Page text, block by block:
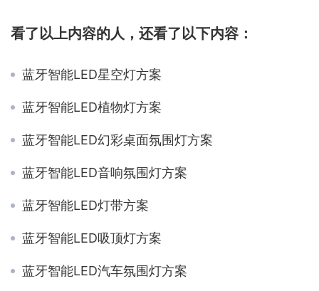
看了以上内容的人，还看了以下内容：
蓝牙智能LED星空灯方案
蓝牙智能LED植物灯方案
蓝牙智能LED幻彩桌面氛围灯方案
蓝牙智能LED音响氛围灯方案
蓝牙智能LED灯带方案
蓝牙智能LED吸顶灯方案
蓝牙智能LED汽车氛围灯方案